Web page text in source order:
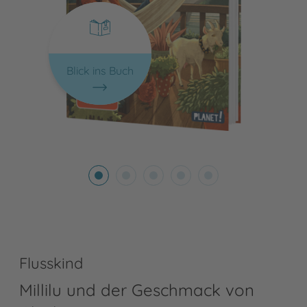
Blick ins Buch
Flusskind
Millilu und der Geschmack von